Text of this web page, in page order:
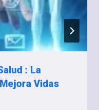
: La
Vidas